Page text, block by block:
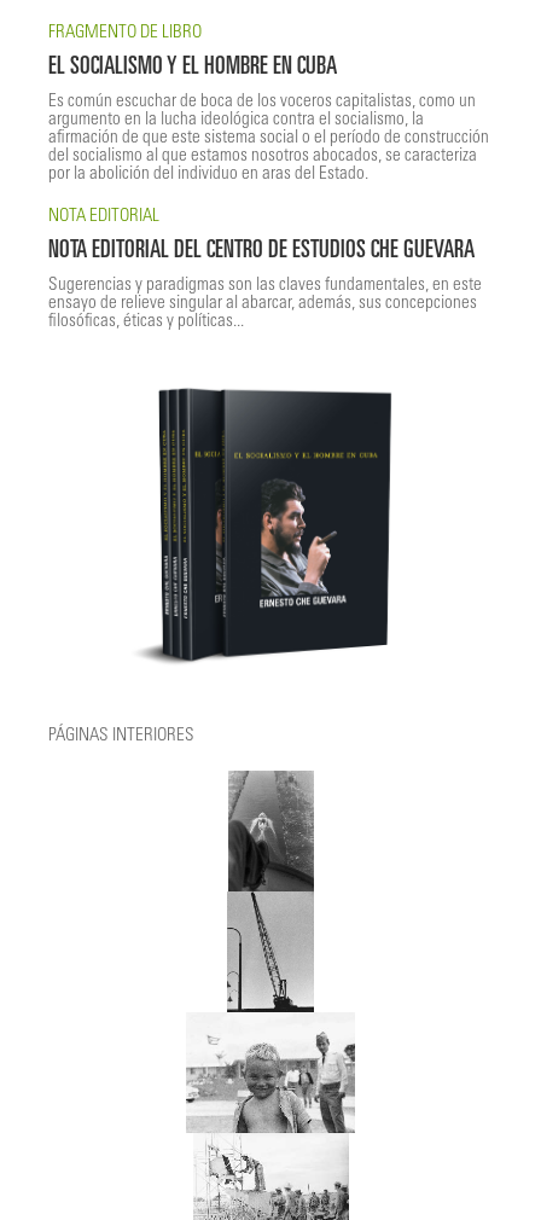
FRAGMENTO DE LIBRO
EL SOCIALISMO Y EL HOMBRE EN CUBA
Es común escuchar de boca de los voceros capitalistas, como un
argumento en la lucha ideológica contra el socialismo, la
afirmación de que este sistema social o el período de construcción
del socialismo al que estamos nosotros abocados, se caracteriza
por la abolición del individuo en aras del Estado.
NOTA EDITORIAL
NOTA EDITORIAL DEL CENTRO DE ESTUDIOS CHE GUEVARA
Sugerencias y paradigmas son las claves fundamentales, en este
ensayo de relieve singular al abarcar, además, sus concepciones
filosóficas, éticas y políticas...
PÁGINAS INTERIORES